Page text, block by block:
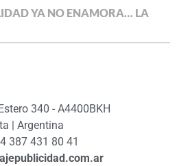
YA NO ENAMORA… LA
340 - A4400BKH
| Argentina
387 431 80 41